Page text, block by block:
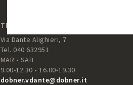
TRIESTE
Via Dante Alighieri, 7
Tel. 040 632951
MAR • SAB
9.00-12.30 • 16.00-19.30
dobner.vdante@dobner.it